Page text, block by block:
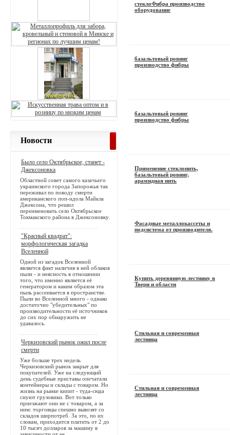
стеклоФибра производство
оборудование
базальтовый ровинг
производство фибры
базальтовый ровинг
производство фибры
Применение стеклонить,
базальтовый ровинг,
арамидная нить
Фасадные металлокассеты и
подсистема от производителя.
Купить деревянную лестницу в
Твери и области
Стильная и современная
лестница
Стильная и современная
лестница
Новости
Было село Октябрьское, станет -
Джексоновка
Областной совет самого казачьего
украинского города Запорожья так
переживал по поводу смерти
американского поп-идола Майкла
Джексона, что решил
переименовать село Октябрьское
Токмакского района в Джексоновку.
"Красный квадрат":
морфологическая загадка
Вселенной
Одной из загадок Вселенной
является факт наличия в ней облаков
пыли - и неясность в отношении
того, что именно является её
генератором и каким образом эта
пыль рассеивается в пространстве.
Пыли во Вселенной много - однако
достаточно "убедительных" по
производительности её источников
до сих пор обнаружить не
удавалось.
Черкизовский рынок ожил после
смерти
Уже больше трех недель
Черкизовский рынок закрыт для
покупателей. Уже на следующий
день судебные приставы опечатали
контейнеры и склады с товаром. Но
жизнь на рынке кипит - туда-сюда
снуют грузовики. Вот только
приезжают они не с товаром, а за
ним: торговцы спешно вывозят со
складов ширпотреб. За это, по их
словам, приходится платить от 2 до
10 тысяч долларов за машину в